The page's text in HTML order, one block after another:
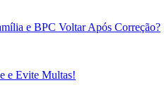
e BPC Voltar Após Correção?
e Evite Multas!